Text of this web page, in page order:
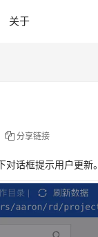
关于
分享链接
话框提示用户更新。